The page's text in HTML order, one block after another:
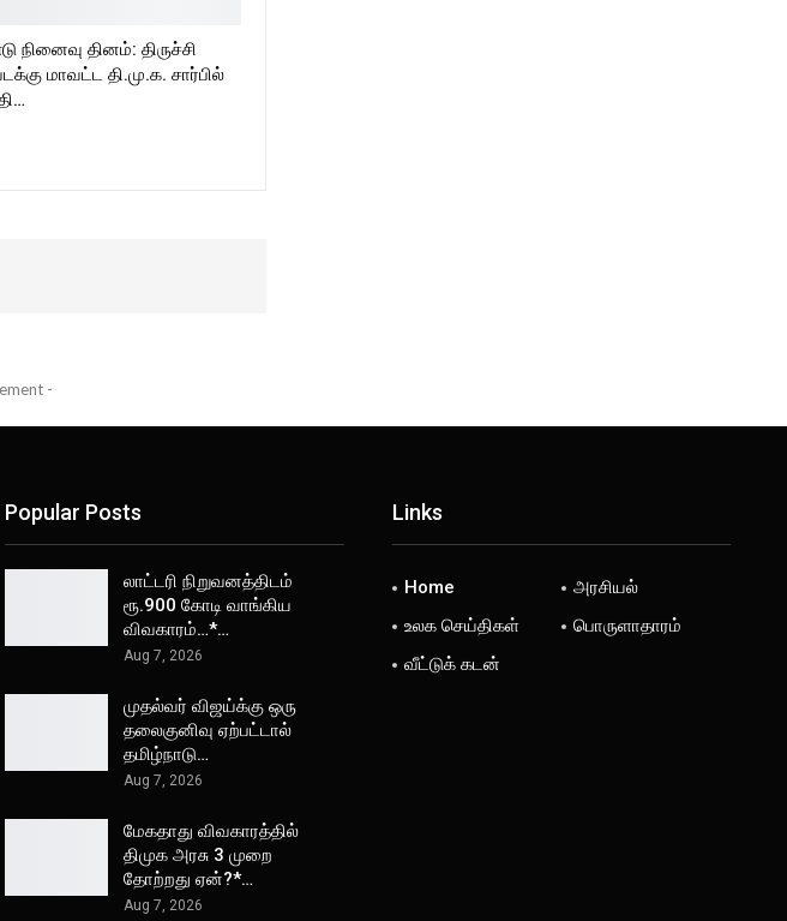
நினைவு தினம்: திருச்சி
மாவட்ட தி.மு.க. சார்பில்
Popular Posts
லாட்டரி நிறுவனத்திடம்
ரூ.900 கோடி வாங்கிய
விவகாரம்…*…
Aug 7, 2026
முதல்வர் விஜய்க்கு ஒரு
தலைகுனிவு ஏற்பட்டால்
தமிழ்நாடு…
Aug 7, 2026
மேகதாது விவகாரத்தில்
திமுக அரசு 3 முறை
தோற்றது ஏன்?*…
Aug 7, 2026
Links
Home
அரசியல்
உலக செய்திகள்
பொருளாதாரம்
வீட்டுக் கடன்